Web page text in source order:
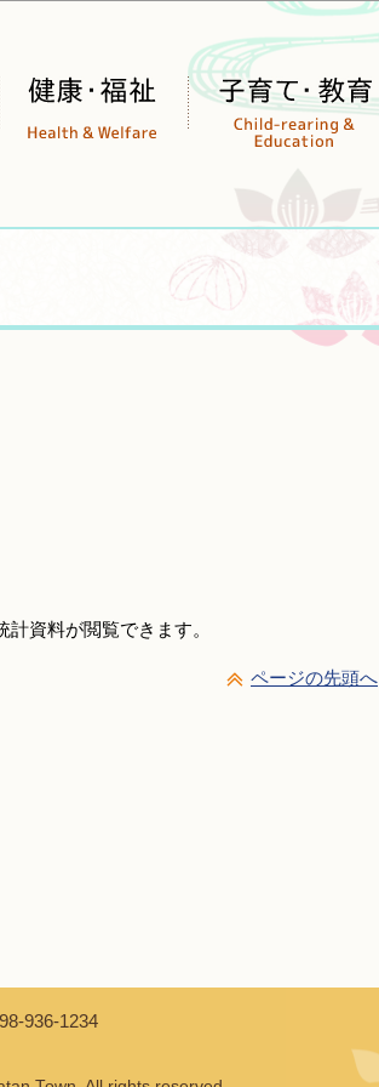
資料が閲覧できます。
ページの先頭へ
936-1234